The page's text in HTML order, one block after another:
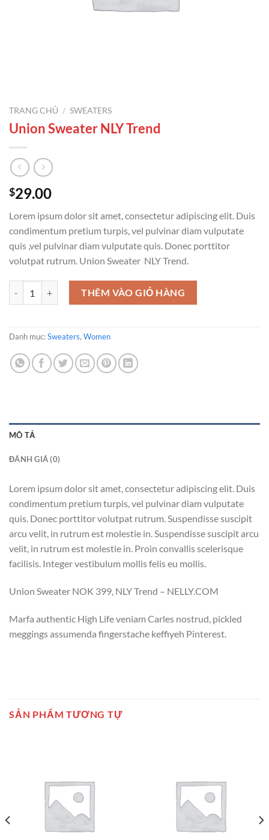
TRANG CHỦ / SWEATERS
Union Sweater NLY Trend
$29.00
Lorem ipsum dolor sit amet, consectetur adipiscing elit. Duis
condimentum pretium turpis, vel pulvinar diam vulputate
quis ,vel pulvinar diam vulputate quis. Donec porttitor
volutpat rutrum. Union Sweater NLY Trend.
Union Sweater NLY Trend số lượng
THÊM VÀO GIỎ HÀNG
Danh mục:Sweaters, Women
MÔ TẢ
ĐÁNH GIÁ (0)
Lorem ipsum dolor sit amet, consectetur adipiscing elit. Duis
condimentum pretium turpis, vel pulvinar diam vulputate
quis. Donec porttitor volutpat rutrum. Suspendisse suscipit
arcu velit, in rutrum est molestie in. Suspendisse suscipit arcu
velit, in rutrum est molestie in. Proin convallis scelerisque
facilisis. Integer vestibulum mollis felis eu mollis.
Union Sweater NOK 399, NLY Trend – NELLY.COM
Marfa authentic High Life veniam Carles nostrud, pickled
meggings assumenda fingerstache keffiyeh Pinterest.
SẢN PHẨM TƯƠNG TỰ